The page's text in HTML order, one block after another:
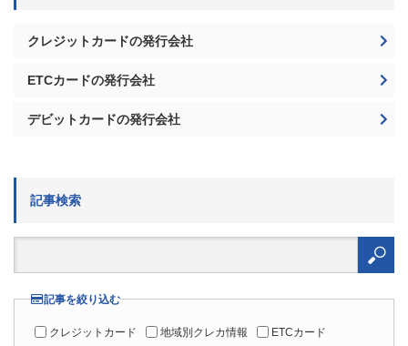
クレジットカードの発行会社
ETCカードの発行会社
デビットカードの発行会社
記事検索
検
記事を絞り込む
クレジットカード 地域別クレカ情報
ETCカード